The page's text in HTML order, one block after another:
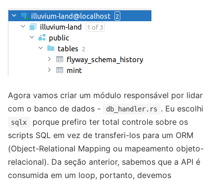
Agora vamos criar um módulo responsável por lidar
com o banco de dados -
db_handler.rs . Eu escolhi
sqlx
porque prefiro ter total controle sobre os
scripts SQL em vez de transferi-los para um ORM
(Object-Relational Mapping ou mapeamento objeto-
relacional). Da seção anterior, sabemos que a API é
consumida em um loop, portanto, devemos